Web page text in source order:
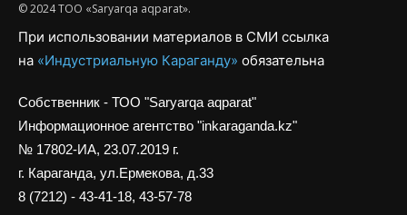
© 2024 ТОО «Saryarqa aqparat».
При использовании материалов в СМИ ссылка
на «Индустриальную Караганду» обязательна
Собственник - ТОО "Saryarqa aqparat"
Информационное агентство "inkaraganda.kz"
№ 17802-ИА, 23.07.2019 г.
г. Караганда, ул.Ермекова, д.33
8 (7212) - 43-41-18, 43-57-78